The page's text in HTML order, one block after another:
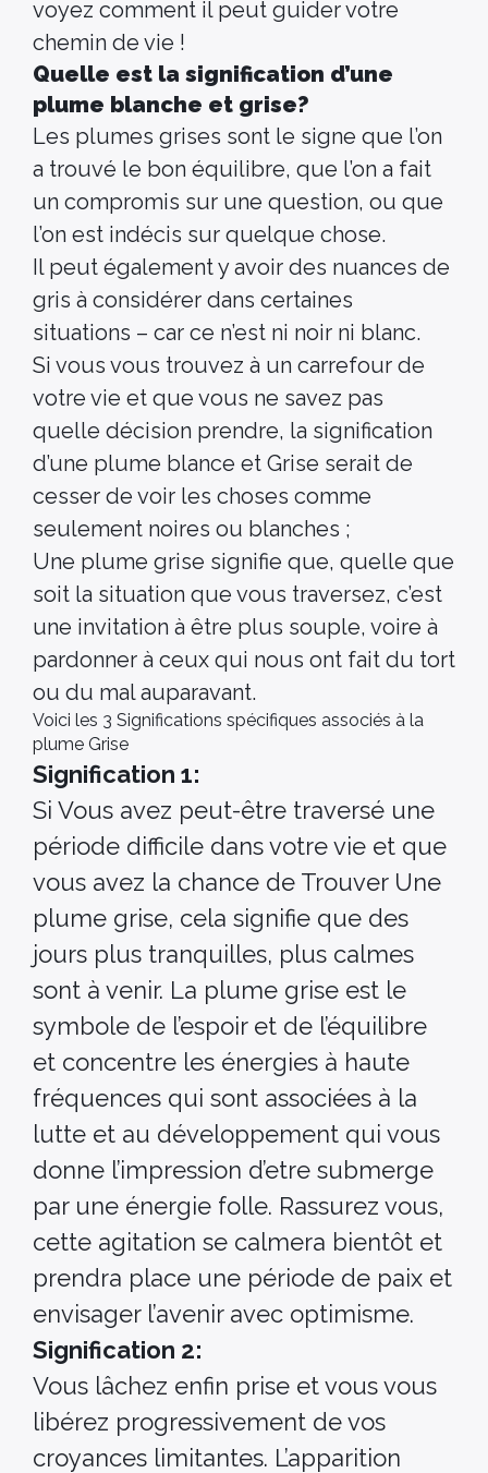
voyez comment il peut guider votre
chemin de vie !
Quelle est la signification d’une
plume blanche et grise?
Les plumes grises sont le signe que l’on
a trouvé le bon équilibre, que l’on a fait
un compromis sur une question, ou que
l’on est indécis sur quelque chose.
Il peut également y avoir des nuances de
gris à considérer dans certaines
situations – car ce n’est ni noir ni blanc.
Si vous vous trouvez à un carrefour de
votre vie et que vous ne savez pas
quelle décision prendre, la signification
d’une plume blance et Grise serait de
cesser de voir les choses comme
seulement noires ou blanches ;
Une plume grise signifie que, quelle que
soit la situation que vous traversez, c’est
une invitation à être plus souple, voire à
pardonner à ceux qui nous ont fait du tort
ou du mal auparavant.
Voici les 3 Significations spécifiques associés à la
plume Grise
Signification 1:
Si Vous avez peut-être traversé une
période difficile dans votre vie et que
vous avez la chance de Trouver Une
plume grise, cela signifie que des
jours plus tranquilles, plus calmes
sont à venir. La plume grise est le
symbole de l’espoir et de l’équilibre
et concentre les énergies à haute
fréquences qui sont associées à la
lutte et au développement qui vous
donne l’impression d’etre submerge
par une énergie folle. Rassurez vous,
cette agitation se calmera bientôt et
prendra place une période de paix et
envisager l’avenir avec optimisme.
Signification 2:
Vous lâchez enfin prise et vous vous
libérez progressivement de vos
croyances limitantes. L’apparition